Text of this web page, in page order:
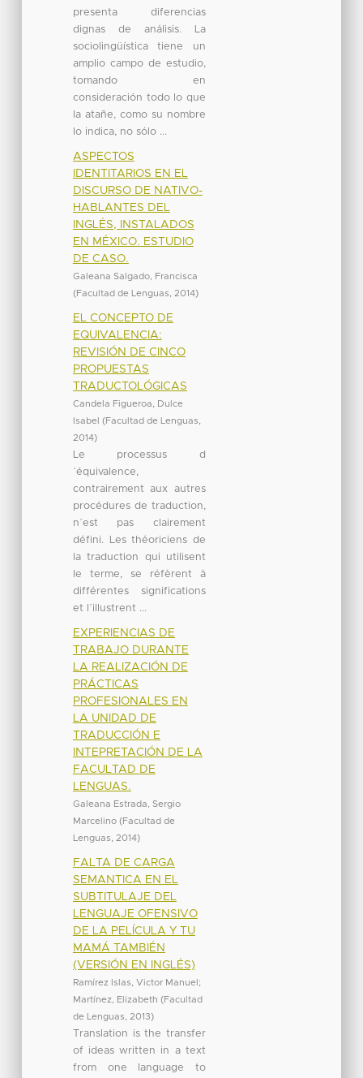
presenta diferencias
dignas de análisis. La
sociolingüística tiene un
amplio campo de estudio,
tomando en
consideración todo lo que
la atañe, como su nombre
lo indica, no sólo ...
ASPECTOS
IDENTITARIOS EN EL
DISCURSO DE NATIVO-
HABLANTES DEL
INGLÉS, INSTALADOS
EN MÉXICO. ESTUDIO
DE CASO.
Galeana Salgado, Francisca
(Facultad de Lenguas 2014)
EL CONCEPTO DE
EQUIVALENCIA:
REVISIÓN DE CINCO
PROPUESTAS
TRADUCTOLÓGICAS
Candela Figueroa, Dulce
Isabel
(Facultad de Lenguas
2014)
Le processus d
´équivalence,
contrairement aux autres
procédures de traduction,
n´est pas clairement
défini. Les théoriciens de
la traduction qui utilisent
le terme, se réfèrent à
différentes significations
et l´illustrent ...
EXPERIENCIAS DE
TRABAJO DURANTE
LA REALIZACIÓN DE
PRÁCTICAS
PROFESIONALES EN
LA UNIDAD DE
TRADUCCIÓN E
INTEPRETACIÓN DE LA
FACULTAD DE
LENGUAS.
Galeana Estrada, Sergio
Marcelino (Facultad de
Lenguas
2014)
FALTA DE CARGA
SEMANTICA EN EL
SUBTITULAJE DEL
LENGUAJE OFENSIVO
DE LA PELÍCULA Y TU
MAMÁ TAMBIÉN
(VERSIÓN EN INGLÉS)
Ramírez Islas, Victor Manuel ;
Martínez, Elizabeth (Facultad
de Lenguas
2013)
Translation is the transfer
of ideas written in a text
from one language to